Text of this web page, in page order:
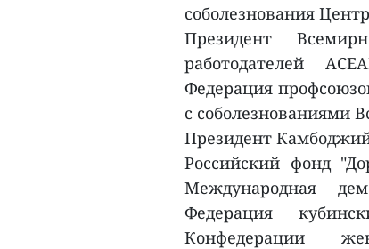
соболезнования
Президент
работодателей
Федерация
с соболезнованиями
Президент
Российский фонд
Международная
Федерация
Конфедерации